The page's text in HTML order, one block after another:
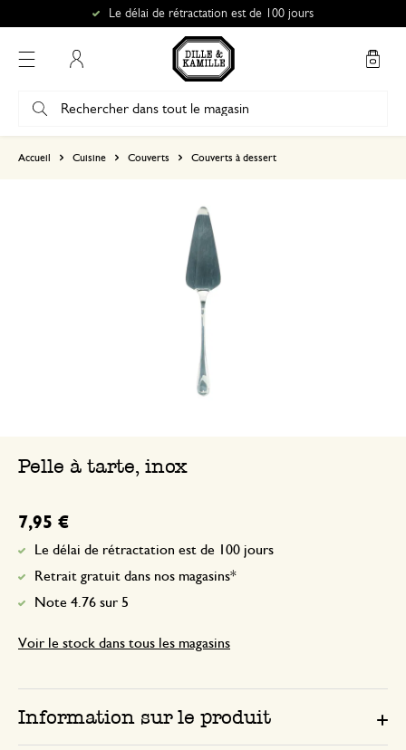
Le délai de rétractation est de 100 jours
Accueil Cuisine Couverts Couverts à dessert
Pelle à tarte, inox
7,95 €
Le délai de rétractation est de 100 jours
Retrait gratuit dans nos magasins*
Note 4.76 sur 5
Voir le stock dans tous les magasins
Information sur le produit
Petite et assez plate
fournie. Ce n’est pas ce que je